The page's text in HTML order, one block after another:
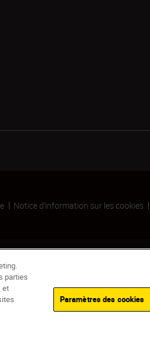
En stock
Notice d’information sur les cookies
parties
et
Paramètres des cookies